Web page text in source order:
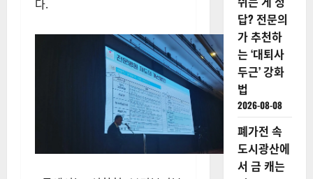
다.
답? 전문의
가 추천하
는 ‘대퇴사
두근’ 강화
법
2026-08-08
폐가전 속
도시광산에
서 금 캐는